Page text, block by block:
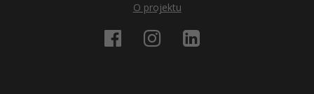
O projektu